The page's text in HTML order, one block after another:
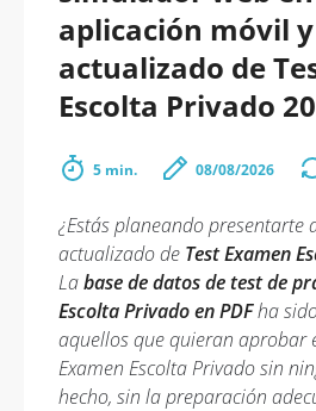
aplicación móvil
actualizado de
Escolta Privado
5 min. 08/08/2026
¿Estás planeando presentarte
actualizado de Test Examen
Labase de datos de test de
Escolta Privado en PDFha
aquellos que quieran aprobar
Examen Escolta Privado sin
hecho, sin la preparación